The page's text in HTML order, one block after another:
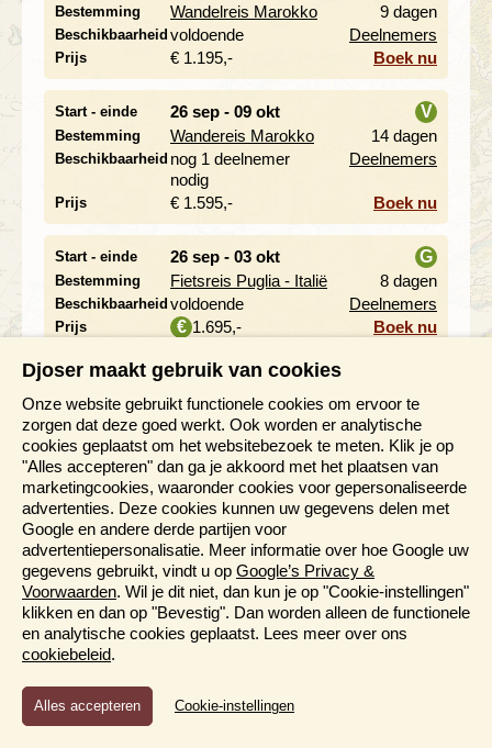
Bestemming Wandelreis Marokko 9 dagen
Beschikbaarheid voldoende Deelnemers
Prijs € 1.195,- Boek nu
Start - einde 26 sep - 09 okt
Bestemming Wandereis Marokko
V
14 dagen
Beschikbaarheid nog 1 deelnemer
nodig
Deelnemers
Prijs € 1.595,- Boek nu
Start - einde 26 sep - 03 okt
Bestemming Fietsreis Puglia - Italië
G
8 dagen
Beschikbaarheid voldoende Deelnemers
Prijs € 1.695,- Boek nu
Start - einde 26 sep - 17 okt
Bestemming Kleine Sunda-eilanden
i
21 dagen
Beschikbaarheid4 plaatsen vrij Deelnemers
Prijs € 3.495,- Boek nu
Start - einde 26 sep - 19 okt
Bestemming Sulawesi, Indonesië
G
i
Beschikbaarheid4 plaatsen vrij Deelnemers
Prijs € 3.495,- Boek nu
Start - einde 26 sep - 09 okt
Bestemming
Beschikbaarheid
nog plaatsen
Djoser maakt gebruik van cookies
Onze website gebruikt functionele cookies om ervoor te
zorgen dat deze goed werkt. Ook worden er analytische
cookies geplaatst om het websitebezoek te meten. Klik je op
"Alles accepteren" dan ga je akkoord met het plaatsen van
marketingcookies, waaronder cookies voor gepersonaliseerde
advertenties. Deze cookies kunnen uw gegevens delen met
Google en andere derde partijen voor
advertentiepersonalisatie. Meer informatie over hoe Google uw
gegevens gebruikt, vindt u op Google’s Privacy &
Voorwaarden. Wil je dit niet, dan kun je op "Cookie-instellingen"
klikken en dan op "Bevestig". Dan worden alleen de functionele
en analytische cookies geplaatst. Lees meer over ons
cookiebeleid.
Functioneel en Analytisch
Cookies die er voor zorgen dat de website naar behoren
Cookie-instellingen